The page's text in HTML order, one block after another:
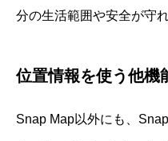
分の生活範囲や安全が守
位置情報を使う他機
Snap Map以外にも、